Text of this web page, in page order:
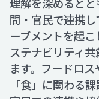
間・官民で連携
ーブメントを起
ステナビリティ
ます。フードロ
「食」に関わる